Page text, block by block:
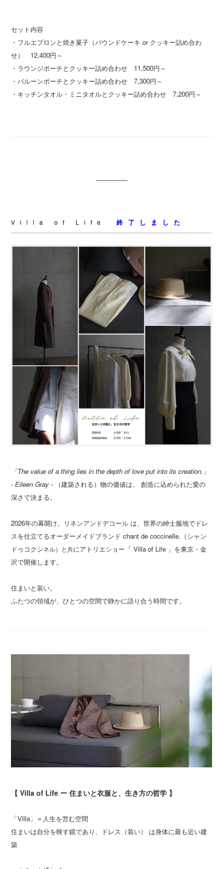
セット内容
・フルエプロンと焼き菓子（パウンドケーキ or クッキー詰め合わ
せ） 12,400円～
・ラウンジポーチとクッキー詰め合わせ 11,500円～
・バルーンポーチとクッキー詰め合わせ 7,300円～
・キッチンタオル・ミニタオルとクッキー詰め合わせ 7,200円～
───────
Villa of Life 終了しました
「The value of a thing lies in the depth of love put into its creation.」
- Eileen Gray - （建築される）物の価値は、 創造に込められた愛の
深さで決まる。
2026年の幕開け。リネンアンドデコール は、世界の紳士服地でドレ
スを仕立てるオーダーメイドブランド chant de coccinelle.（シャン
ドゥコクシネル）と共にアトリエショー「 Villa of Life 」を東京・金
沢で開催します。
住まいと装い。
ふたつの領域が、ひとつの空間で静かに語り合う時間です。
【 Villa of Life ー 住まいと衣服と、生き方の哲学 】
「Villa」＝人生を営む空間
住まいは自分を映す鏡であり、ドレス（装い） は身体に最も近い建
築